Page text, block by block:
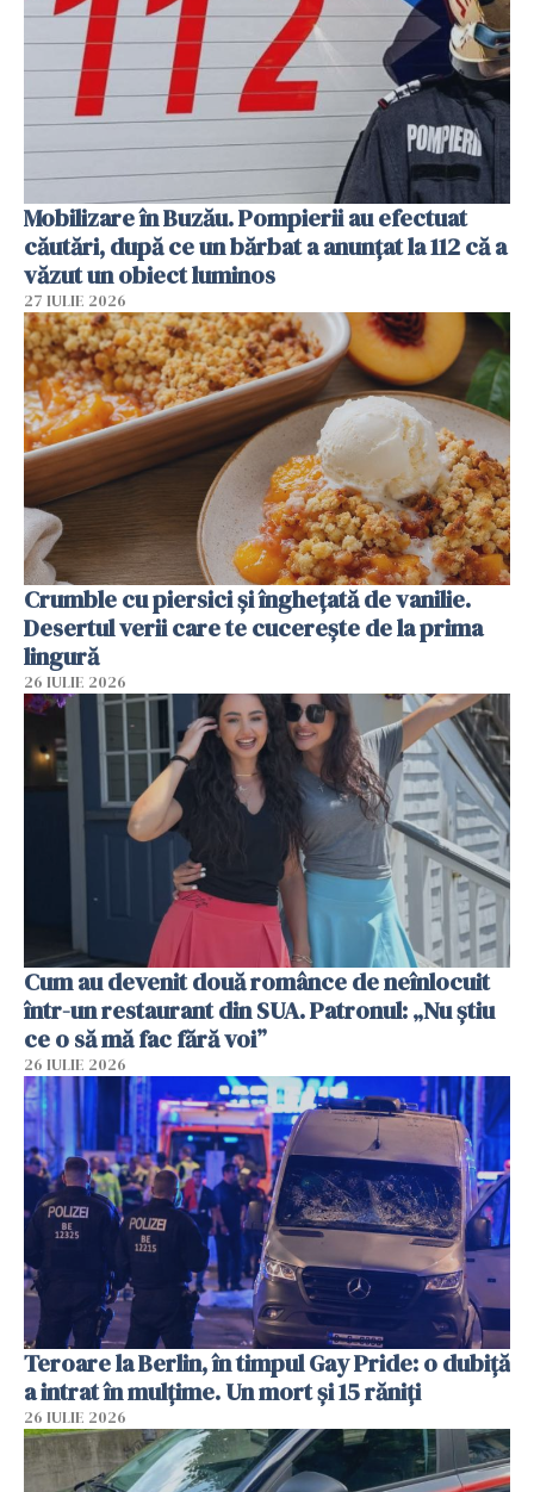
Mobilizare în Buzău. Pompierii au efectuat
căutări, după ce un bărbat a anunțat la 112 că a
văzut un obiect luminos
27 IULIE 2026
Crumble cu piersici și înghețată de vanilie.
Desertul verii care te cucerește de la prima
lingură
26 IULIE 2026
Cum au devenit două românce de neînlocuit
într-un restaurant din SUA. Patronul: „Nu știu
ce o să mă fac fără voi”
26 IULIE 2026
Teroare la Berlin, în timpul Gay Pride: o dubiță
a intrat în mulțime. Un mort și 15 răniți
26 IULIE 2026